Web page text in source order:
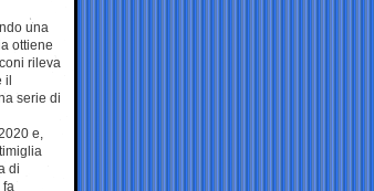
una
ottiene
rileva
serie di
e,
di
fa